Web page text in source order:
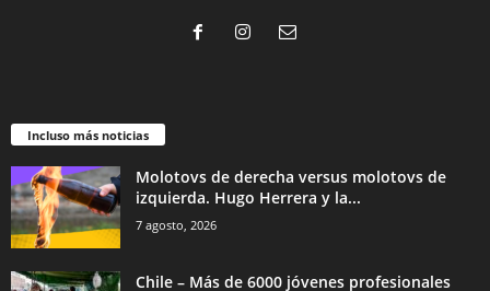
Incluso más noticias
Molotovs de derecha versus molotovs de
izquierda. Hugo Herrera y la...
7 agosto, 2026
Chile – Más de 6000 jóvenes profesionales